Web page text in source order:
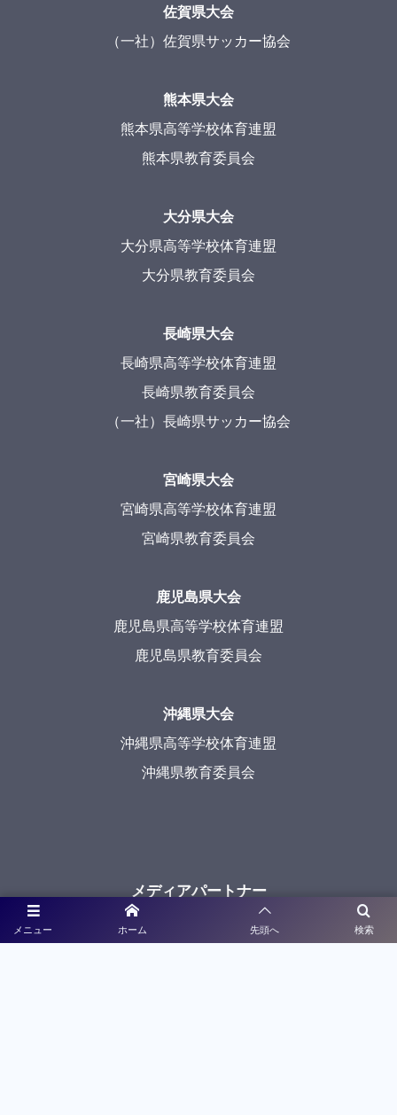
メニュー 検索
ホーム 先頭へ
佐賀県大会
（一社）佐賀県サッカー協会
熊本県大会
熊本県高等学校体育連盟
熊本県教育委員会
大分県大会
大分県高等学校体育連盟
大分県教育委員会
長崎県大会
長崎県高等学校体育連盟
長崎県教育委員会
（一社）長崎県サッカー協会
宮崎県大会
宮崎県高等学校体育連盟
宮崎県教育委員会
鹿児島県大会
鹿児島県高等学校体育連盟
鹿児島県教育委員会
沖縄県大会
沖縄県高等学校体育連盟
沖縄県教育委員会
メディアパートナー